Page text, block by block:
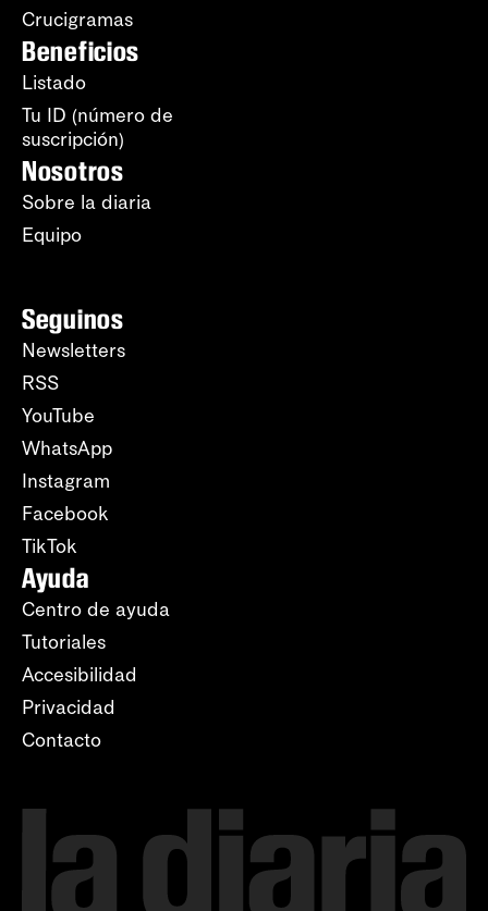
Crucigramas
Beneficios
Listado
Tu ID (número de
suscripción)
Nosotros
Sobre la diaria
Equipo
Seguinos
Newsletters
RSS
YouTube
WhatsApp
Instagram
Facebook
TikTok
Ayuda
Centro de ayuda
Tutoriales
Accesibilidad
Privacidad
Contacto